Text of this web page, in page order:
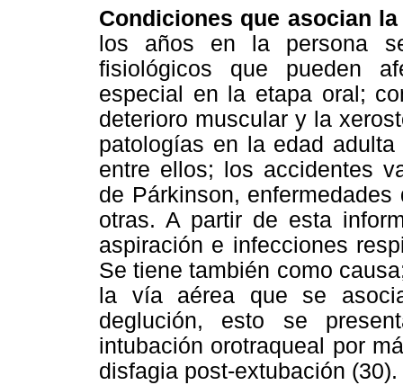
Condiciones que asocian
los años en la persona
fisiológicos que pueden
especial en la etapa oral;
deterioro muscular y la
patologías en la edad
entre ellos; los accidentes
de Párkinson,
otras. A partir de esta
aspiración e infecciones
Se tiene también como
la vía aérea que se
deglución, esto se
intubación orotraqueal por
disfagia post-extubación (30).